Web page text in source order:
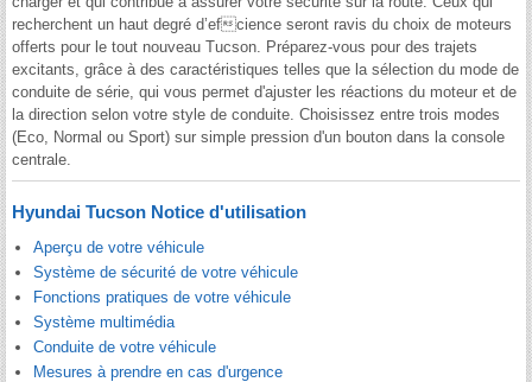
recherchent un haut degré d’efcience seront ravis du choix de moteurs
offerts pour le tout nouveau Tucson. Préparez-vous pour des trajets
excitants, grâce à des caractéristiques telles que la sélection du mode de
conduite de série, qui vous permet d'ajuster les réactions du moteur et de
la direction selon votre style de conduite. Choisissez entre trois modes
(Eco, Normal ou Sport) sur simple pression d'un bouton dans la console
centrale.
Hyundai Tucson Notice d'utilisation
Aperçu de votre véhicule
Système de sécurité de votre véhicule
Fonctions pratiques de votre véhicule
Système multimédia
Conduite de votre véhicule
Mesures à prendre en cas d'urgence